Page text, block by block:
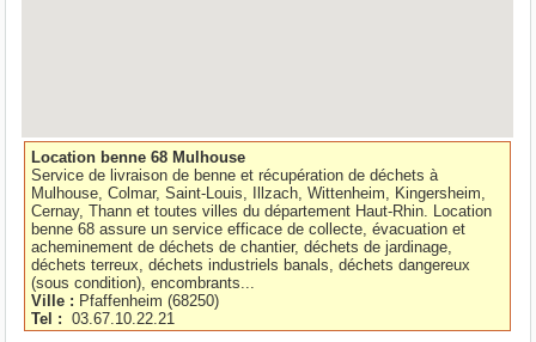
Location benne 68 Mulhouse
Service de livraison de benne et récupération de déchets à
Mulhouse, Colmar, Saint-Louis, Illzach, Wittenheim, Kingersheim,
Cernay, Thann et toutes villes du département Haut-Rhin. Location
benne 68 assure un service efficace de collecte, évacuation et
acheminement de déchets de chantier, déchets de jardinage,
déchets terreux, déchets industriels banals, déchets dangereux
(sous condition), encombrants...
Ville : Pfaffenheim(68250)
Tel :
03.67.10.22.21